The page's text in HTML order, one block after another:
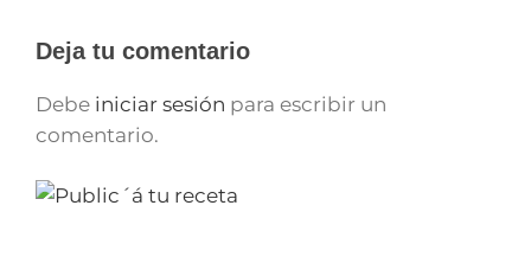
Deja tu comentario
Debe iniciar sesión para escribir un
comentario.